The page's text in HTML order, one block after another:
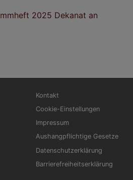
2025 Dekanat an
Fußbereichsmenü
Kontakt
Cookie-Einstellungen
Impressum
Aushangpflichtige Gesetze
Datenschutzerklärung
Barrierefreiheitserklärung